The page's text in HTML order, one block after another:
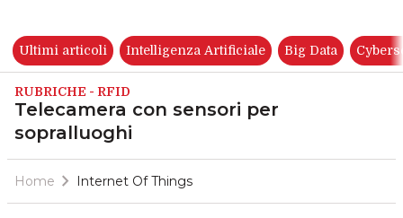
Ultimi articoli Intelligenza Artificiale Big Data
RUBRICHE - RFID
Telecamera con sensori per
sopralluoghi
Home Internet Of Things